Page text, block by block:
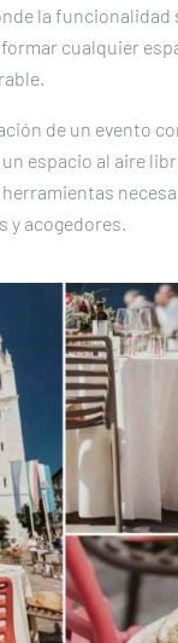
la funcionalidad
cualquier
de un evento
espacio al aire
y acogedores.